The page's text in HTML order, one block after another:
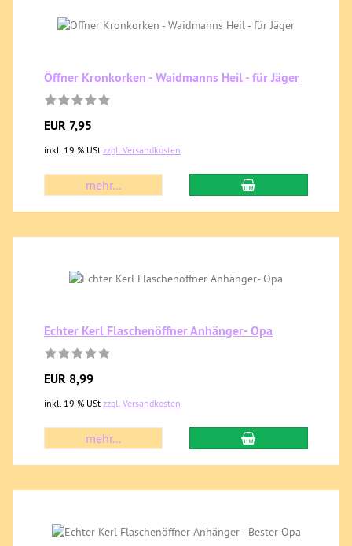
Öffner Kronkorken - Waidmanns Heil - für Jäger
EUR 7,95
inkl. 19 % USt zzgl. Versandkosten
mehr...
Echter Kerl Flaschenöffner Anhänger- Opa
EUR 8,99
inkl. 19 % USt zzgl. Versandkosten
mehr...